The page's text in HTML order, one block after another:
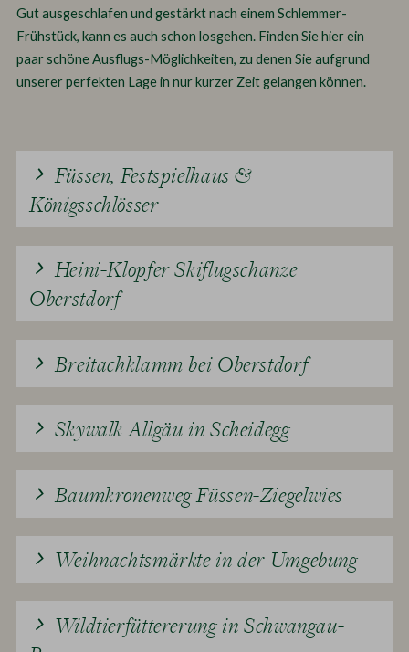
Gut ausgeschlafen und gestärkt nach einem Schlemmer-
Frühstück, kann es auch schon losgehen. Finden Sie hier ein
paar schöne Ausflugs-Möglichkeiten, zu denen Sie aufgrund
unserer perfekten Lage in nur kurzer Zeit gelangen können.
Füssen, Festspielhaus &
Königsschlösser
Heini-Klopfer Skiflugschanze
Oberstdorf
Breitachklamm bei Oberstdorf
Skywalk Allgäu in Scheidegg
Baumkronenweg Füssen-Ziegelwies
Weihnachtsmärkte in der Umgebung
Wildtierfüttererung in Schwangau-